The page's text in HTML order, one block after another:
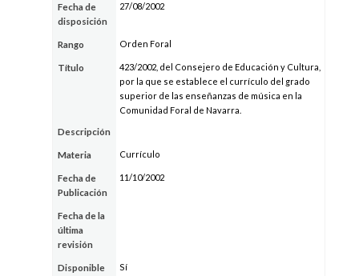
Fecha de
disposición
27/08/2002
Rango Orden Foral
Título
423/2002, del Consejero de Educación y Cultura,
por la que se establece el currículo del grado
superior de las enseñanzas de música en la
Comunidad Foral de Navarra.
Descripción
Materia Currículo
Fecha de
Publicación
11/10/2002
Fecha de la
última
revisión
Disponible
Sí